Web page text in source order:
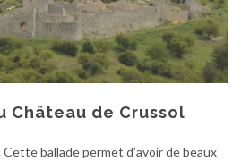
Château de Crussol
Cette ballade permet d’avoir de beaux